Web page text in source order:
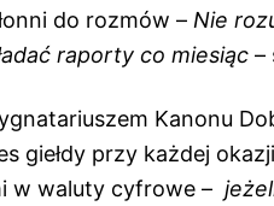
do rozmów – Nie
raporty co miesiąc –
Kanonu
giełdy przy każdej
w waluty cyfrowe –